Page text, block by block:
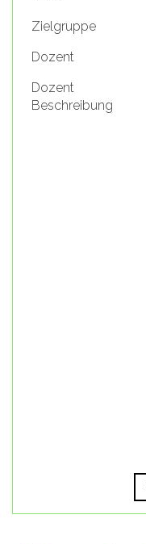
Zielgruppe
Dozent
Dozent
Beschreibung